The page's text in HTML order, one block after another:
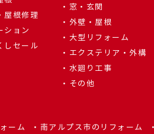
屋根修理
ション
しセール
窓・玄関
外壁・屋根
大型リフォーム
エクステリア・外構
水廻り工事
その他
ーム 南アルプス市のリフォーム